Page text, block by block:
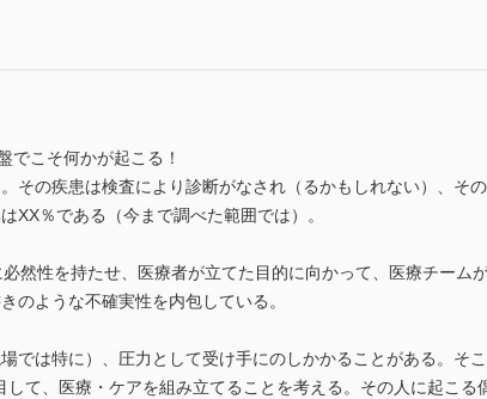
こそ何かが起こる！
その疾患は検査により診断がなされ（るかもしれない）、そ
XX％である（今まで調べた範囲では）。
然性を持たせ、医療者が立てた目的に向かって、医療チーム
のような不確実性を内包している。
では特に）、圧力として受け手にのしかかることがある。そ
して、医療・ケアを組み立てることを考える。その人に起こ